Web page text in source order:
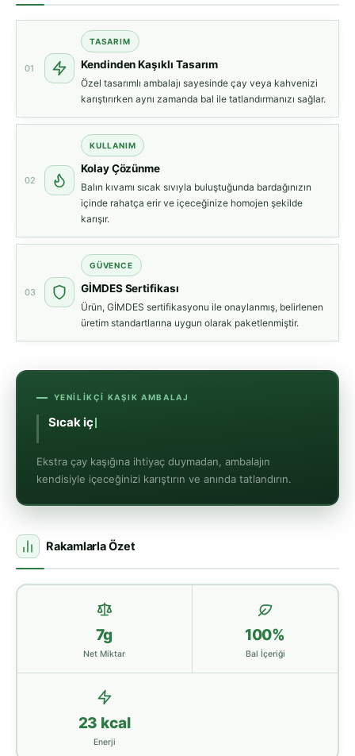
01
TASARIM
Kendinden Kaşıklı Tasarım
Özel tasarımlı ambalajı sayesinde çay veya kahvenizi
karıştırırken aynı zamanda bal ile tatlandırmanızı sağlar.
02
KULLANIM
Kolay Çözünme
Balın kıvamı sıcak sıvıyla buluştuğunda bardağınızın
içinde rahatça erir ve içeceğinize homojen şekilde
karışır.
03
GÜVENCE
GİMDES Sertifikası
Ürün, GİMDES sertifikasyonu ile onaylanmış, belirlenen
üretim standartlarına uygun olarak paketlenmiştir.
YENILIKÇI KAŞIK AMBALAJ
Sıcak içeceklerde kolay
Ekstra çay kaşığına ihtiyaç duymadan, ambalajın
kendisiyle içeceğinizi karıştırın ve anında tatlandırın.
Rakamlarla Özet
7g
Net Miktar
100%
Bal İçeriği
23 kcal
Enerji